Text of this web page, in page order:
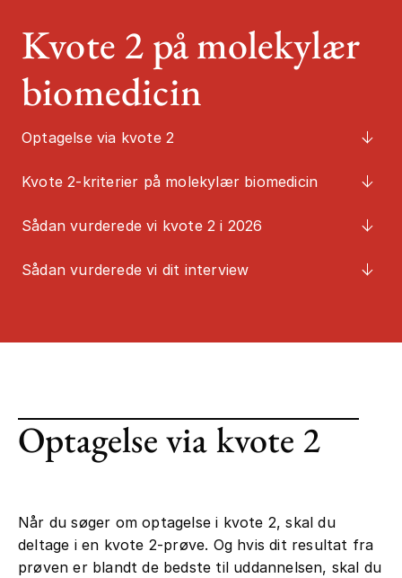
Kvote 2 på molekylær
biomedicin
Optagelse via kvote 2
Kvote 2-kriterier på molekylær biomedicin
Sådan vurderede vi kvote 2 i 2026
Sådan vurderede vi dit interview
Optagelse via kvote 2
Når du søger om optagelse i kvote 2, skal du
deltage i en kvote 2-prøve. Og hvis dit resultat fra
prøven er blandt de bedste til uddannelsen, skal du
Job og
Studiestart